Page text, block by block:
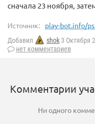
сначала 23 ноября,
Источник: play-bot.info/
Добавил shok 3 Октября
нет комментариев
Комментарии
Ни одного